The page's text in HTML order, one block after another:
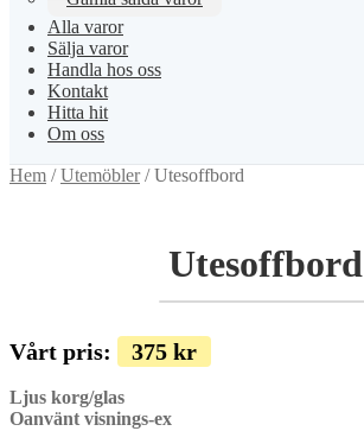
Alla varor
Sälja varor
Handla hos oss
Kontakt
Hitta hit
Om oss
Hem /Utemöbler/Utesoffbord
Utesoffbord
Vårt pris: 375 kr
Ljus korg/glas
Oanvänt visnings-ex